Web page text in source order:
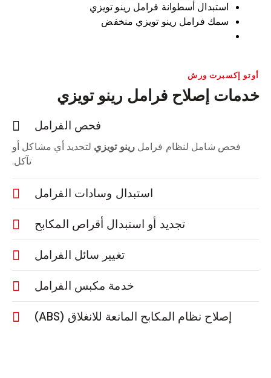
استبدال أسطوانة فرامل رينو تويزي
سمك فرامل رينو تويزي منخفض
أوتو إكسبرت ورش
خدمات إصلاح فرامل رينو تويزي
فحص الفرامل
فحص شامل لنظام فرامل رينو تويزي لتحديد أي مشاكل أو
تآكل.
استبدال وسادات الفرامل
تجديد أو استبدال أقراص المكابح
تغيير سائل الفرامل
خدمة مكبس الفرامل
إصلاح نظام المكابح المانعة للانغلاق (ABS)